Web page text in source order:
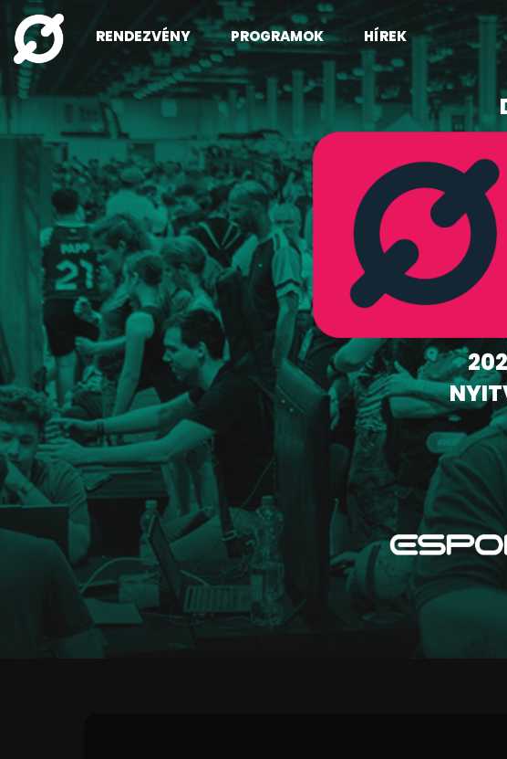
RENDEZVÉNY PROGRAMOK HÍREK